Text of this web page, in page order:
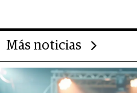
Más noticias